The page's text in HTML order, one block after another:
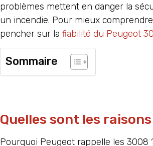
problèmes mettent en danger la
un incendie. Pour mieux
pencher sur la fiabilité du Peugeot
Sommaire
Quelles sont les
Pourquoi Peugeot rappelle les 3008